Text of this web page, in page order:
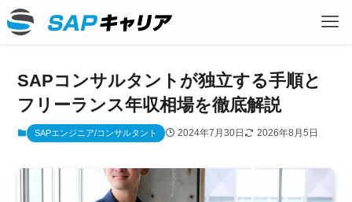
SAPコンサルタントが独立する手順と
フリーランス年収相場を徹底解説
SAPエンジニア/コンサルタント 2024年7月30日 2026年8月5日